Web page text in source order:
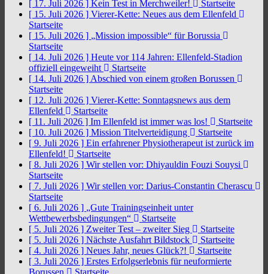
[ 17. Juli 2026 ] Kein Test in Merchweiler!
Startseite
[ 15. Juli 2026 ] Vierer-Kette: Neues aus dem Ellenfeld
Startseite
[ 15. Juli 2026 ] „Mission impossible“ für Borussia
Startseite
[ 14. Juli 2026 ] Heute vor 114 Jahren: Ellenfeld-Stadion
offiziell eingeweiht
Startseite
[ 14. Juli 2026 ] Abschied von einem großen Borussen
Startseite
[ 12. Juli 2026 ] Vierer-Kette: Sonntagsnews aus dem
Ellenfeld
Startseite
[ 11. Juli 2026 ] Im Ellenfeld ist immer was los!
Startseite
[ 10. Juli 2026 ] Mission Titelverteidigung
Startseite
[ 9. Juli 2026 ] Ein erfahrener Physiotherapeut ist zurück im
Ellenfeld!
Startseite
[ 8. Juli 2026 ] Wir stellen vor: Dhiyauldin Fouzi Souysi
Startseite
[ 7. Juli 2026 ] Wir stellen vor: Darius-Constantin Cherascu
Startseite
[ 6. Juli 2026 ] „Gute Trainingseinheit unter
Wettbewerbsbedingungen“
Startseite
[ 5. Juli 2026 ] Zweiter Test – zweiter Sieg
Startseite
[ 5. Juli 2026 ] Nächste Ausfahrt Bildstock
Startseite
[ 4. Juli 2026 ] Neues Jahr, neues Glück?!
Startseite
[ 3. Juli 2026 ] Erstes Erfolgserlebnis für neuformierte
Borussen
Startseite